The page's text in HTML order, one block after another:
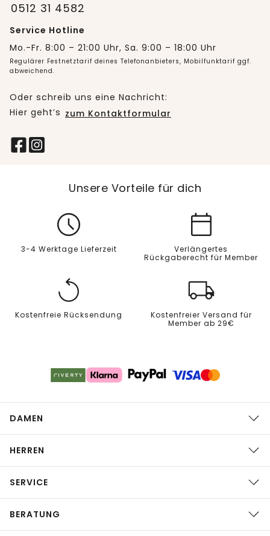
0512 31 4582
Service Hotline
Mo.-Fr. 8:00 – 21:00 Uhr, Sa. 9:00 – 18:00 Uhr
Regulärer Festnetztarif deines Telefonanbieters, Mobilfunktarif ggf.
abweichend.
Oder schreib uns eine Nachricht:
Hier geht’s zum Kontaktformular
Unsere Vorteile für dich
3-4 Werktage Lieferzeit
Verlängertes
Rückgaberecht für Member
Kostenfreie Rücksendung
Kostenfreier Versand für
Member ab 29€
DAMEN
HERREN
SERVICE
BERATUNG